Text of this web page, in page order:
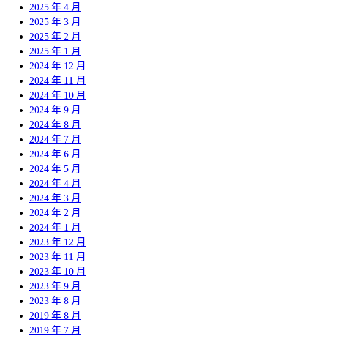
2025 年 4 月
2025 年 3 月
2025 年 2 月
2025 年 1 月
2024 年 12 月
2024 年 11 月
2024 年 10 月
2024 年 9 月
2024 年 8 月
2024 年 7 月
2024 年 6 月
2024 年 5 月
2024 年 4 月
2024 年 3 月
2024 年 2 月
2024 年 1 月
2023 年 12 月
2023 年 11 月
2023 年 10 月
2023 年 9 月
2023 年 8 月
2019 年 8 月
2019 年 7 月